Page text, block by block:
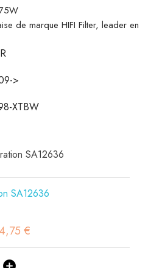
de marque HIFI Filter, leader en
>
XTBW
SA12636
€